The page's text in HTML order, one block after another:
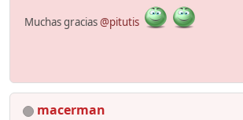
Muchas gracias@pitutis
macerman